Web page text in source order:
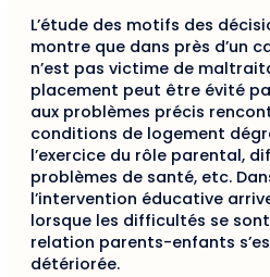
L’étude des motifs des
montre que dans près d’un
n’est pas victime de
placement peut être évité
aux problèmes précis
conditions de logement
l’exercice du rôle parental,
problèmes de santé, etc.
l’intervention éducative
lorsque les difficultés se
relation parents-enfants
détériorée.